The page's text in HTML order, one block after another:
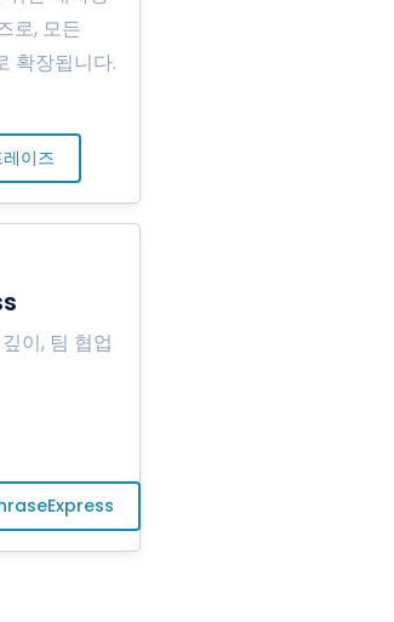
로, 모든
확장됩니다.
이즈
이, 팀 협업